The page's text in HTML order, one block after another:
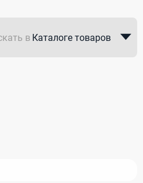
в Каталоге товаров